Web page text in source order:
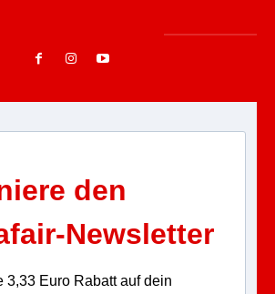
den
Newsletter
3,33 Euro Rabatt auf dein